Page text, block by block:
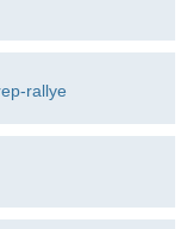
rallye